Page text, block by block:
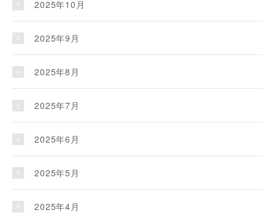
2025年10月
2025年9月
2025年8月
2025年7月
2025年6月
2025年5月
2025年4月